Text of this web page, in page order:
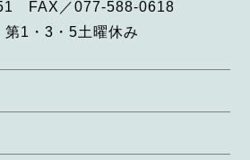
FAX／077-588-0618
第1・3・5土曜休み